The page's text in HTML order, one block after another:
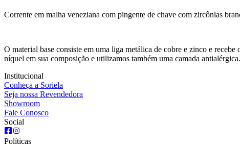
Corrente em malha veneziana com pingente de chave com zircônias
O material base consiste em uma liga metálica de cobre e zinco e
níquel em sua composição e utilizamos também uma camada antialérgica.
Institucional
Conheça a Soriela
Seja nossa Revendedora
Showroom
Fale Conosco
Social
Políticas